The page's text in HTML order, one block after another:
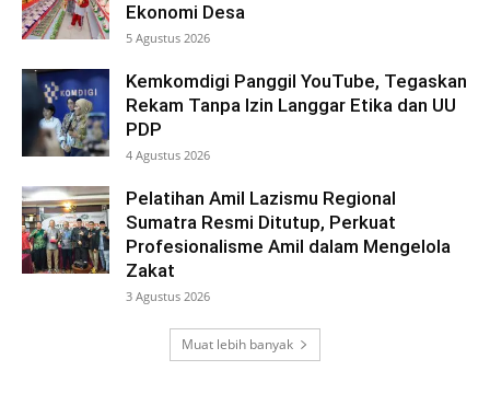
Ekonomi Desa
5 Agustus 2026
Kemkomdigi Panggil YouTube, Tegaskan
Rekam Tanpa Izin Langgar Etika dan UU
PDP
4 Agustus 2026
Pelatihan Amil Lazismu Regional
Sumatra Resmi Ditutup, Perkuat
Profesionalisme Amil dalam Mengelola
Zakat
3 Agustus 2026
Muat lebih banyak